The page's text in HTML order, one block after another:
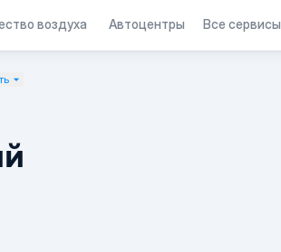
воздуха Автоцентры Все сервисы